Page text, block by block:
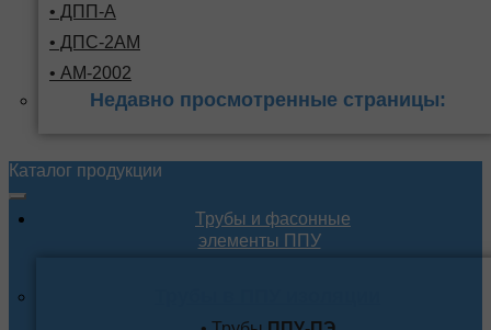
• ДПП-А
• ДПС-2АМ
• АМ-2002
Недавно просмотренные страницы:
Каталог продукции
Трубы и фасонные
элементы ППУ